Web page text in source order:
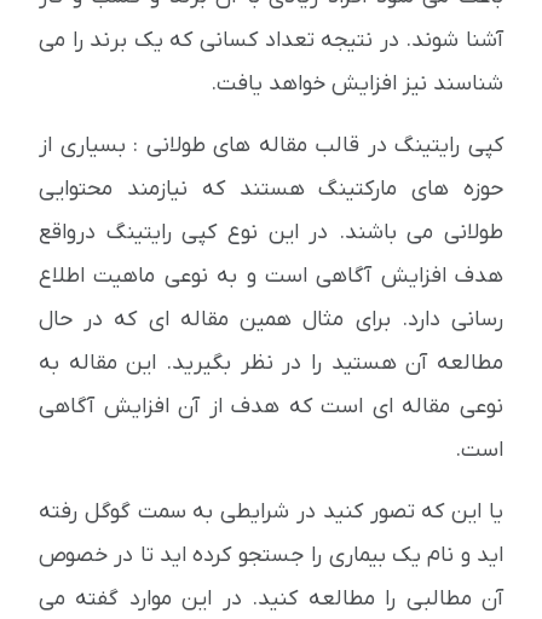
آشنا شوند. در نتیجه تعداد کسانی که یک برند را می
شناسند نیز افزایش خواهد یافت.
کپی رایتینگ در قالب مقاله های طولانی : بسیاری از
حوزه های مارکتینگ هستند که نیازمند محتوایی
طولانی می باشند. در این نوع کپی رایتینگ درواقع
هدف افزایش آگاهی است و به نوعی ماهیت اطلاع
رسانی دارد. برای مثال همین مقاله ای که در حال
مطالعه آن هستید را در نظر بگیرید. این مقاله به
نوعی مقاله ای است که هدف از آن افزایش آگاهی
است.
یا این که تصور کنید در شرایطی به سمت گوگل رفته
اید و نام یک بیماری را جستجو کرده اید تا در خصوص
آن مطالبی را مطالعه کنید. در این موارد گفته می